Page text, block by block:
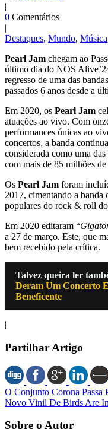
|
0 Comentários
|
Destaques, Mundo, Música
Pearl Jam chegam ao
último dia do NOS
regresso de uma das
passados 6 anos desde a
Em 2020, os Pearl Jam
atuações ao vivo. Com
performances únicas ao
concertos, a banda
considerada como uma
com mais de 85 milhões
Os Pearl Jam foram
2017, cimentando a banda
populares do rock & roll
Em 2020 editaram “
a 27 de março. Este, que
bem recebido pela crítica.
Talvez queira ler
Deram Um Concerto
Beneficente
|
Partilhar Artigo
O Conjunto Corona Passa
Novo Vinil De Birds Are
Sobre o Autor